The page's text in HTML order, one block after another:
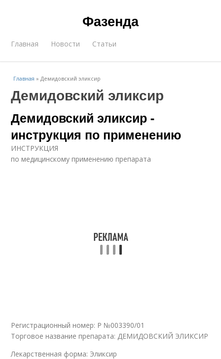
Фазенда
Главная Новости Статьи
Главная »Демидовский эликсир
Демидовский эликсир
Демидовский эликсир -
инструкция по применению
ИНСТРУКЦИЯ
по медицинскому применению препарата
Регистрационный номер: Р №003390/01
Торговое название препарата: ДЕМИДОВСКИЙ ЭЛИКСИР
Лекарственная форма: Эликсир